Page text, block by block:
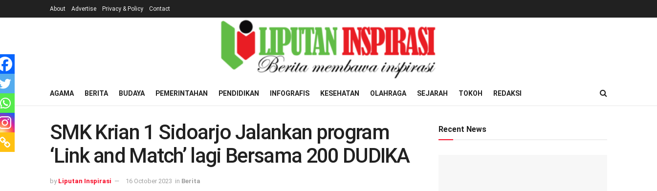
About Advertise Privacy & Policy Contact
AGAMA BERITA BUDAYA PEMERINTAHAN PENDIDIKAN INFOGRAFIS KESEHATAN OLAHRAGA SEJARAH TOKOH REDAKSI
SMK Krian 1 Sidoarjo Jalankan program
‘Link and Match’ lagi Bersama 200 DUDIKA
by Liputan Inspirasi 16 October 2023 in Berita
Recent News